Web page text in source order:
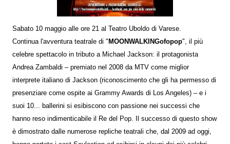
Sabato 10 maggio alle ore 21 al Teatro Uboldo di Varese.
Continua l'avventura teatrale di " MOONWALKINGofopop", il più
celebre spettacolo in tributo a Michael Jackson: il protagonista
Andrea Zambaldi – premiato nel 2008 da MTV come miglior
interprete italiano di Jackson (riconoscimento che gli ha permesso di
presenziare come ospite ai Grammy Awards di Los Angeles) – e i
suoi 10... ballerini si esibiscono con passione nei successi che
hanno reso indimenticabile il Re del Pop. Il successo di questo show
è dimostrato dalle numerose repliche teatrali che, dal 2009 ad oggi,